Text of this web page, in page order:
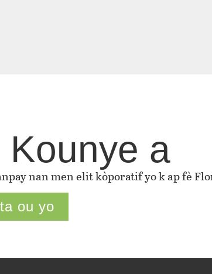
Kounye a
nan men elit kòporatif yo k ap fè
ou yo